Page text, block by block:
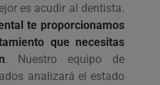
es acudir al dentista.
te proporcionamos
que necesitas
. Nuestro equipo de
analizará el estado